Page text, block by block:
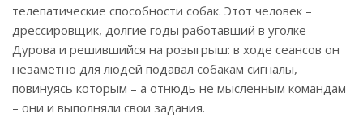
телепатические способности собак. Этот человек –
дрессировщик, долгие годы работавший в уголке
Дурова и решившийся на розыгрыш: в ходе сеансов он
незаметно для людей подавал собакам сигналы,
повинуясь которым – а отнюдь не мысленным командам
– они и выполняли свои задания.